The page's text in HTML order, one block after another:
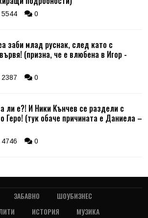
5544 0
заби млад руснак, след като с
(призна, че е влюбена в Игор -
2387 0
ли е?! И Ники Кънчев се раздели с
Геро! (тук обаче причината е Даниела –
4746 0
ЗАБАВНО
ШОУБИЗНЕС
ИСТОРИЯ МУЗИКА